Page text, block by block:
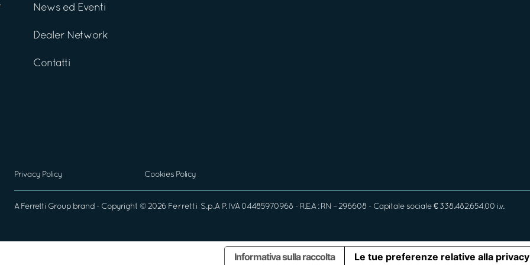
News ed Eventi
Dealer Network
Contatti
Privacy Policy Cookies Policy
A Ferretti Group brand - Copyright © 2026 Ferretti S.p.A P. IVA 04485970968 - R.E.A : RN – 296608 - Capitale sociale € 338.482.654,00 i.v.
Informativa sulla raccolta Le tue preferenze relative alla privacy